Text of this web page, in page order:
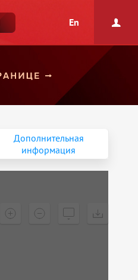
En
Дополнительная
информация